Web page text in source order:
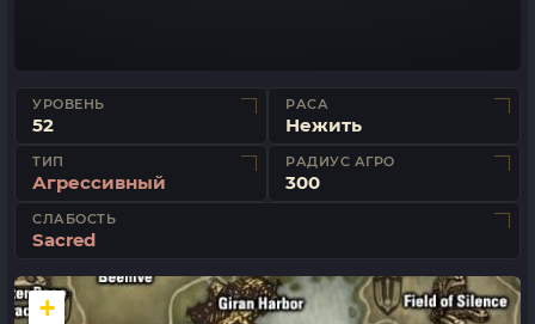
УРОВЕНЬ
52
РАСА
Нежить
ТИП
Агрессивный
РАДИУС АГРО
300
СЛАБОСТЬ
Sacred
+